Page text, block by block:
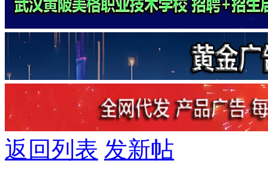
返回列表 发新帖